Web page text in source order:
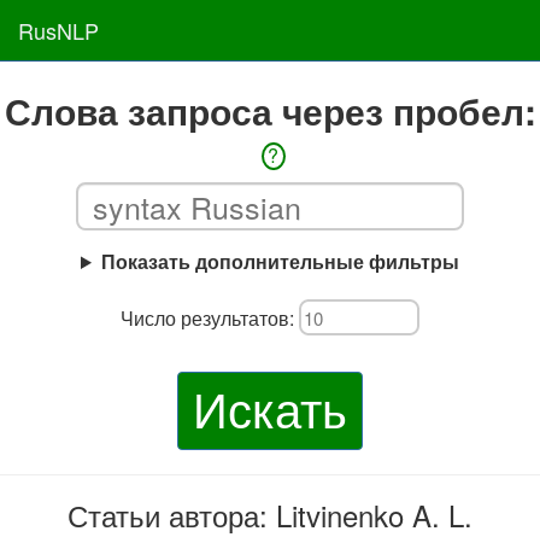
RusNLP
Слова запроса через пробел:
?
Показать дополнительные фильтры
Число результатов:
Искать
Статьи автора: Litvinenko A. L.